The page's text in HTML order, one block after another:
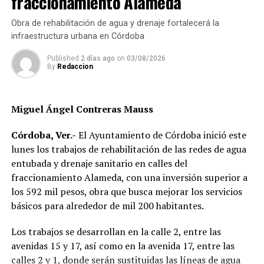
funcionarios municipales, representantes del comité de
obra y habitantes de la comunidad, quienes recorrieron
el tramo rehabilitado.
Con esta obra, el Ayuntamiento dio inicio formal al
programa de infraestructura de la presente
y fortalecer los servicios en distintos sectores del
Contreras informó a los beneficiarios que solicitará
evidencia fotográfica de la siembra de los árboles, con la
finalidad de verificar que los ejemplares sean plantados
y reciban los cuidados necesarios para su desarrollo.
Mangos buscan incentivar la participación ciudadana en
cultura de la reforestación en la comunidad.
Obra de rehabilitación de agua y drenaje fortalecerá la
infraestructura urbana en Córdoba
Published 2 días ago on 03/08/2026
By Redaccion
Miguel Ángel Contreras Mauss
Córdoba, Ver.- El Ayuntamiento de Córdoba inició este
lunes los trabajos de rehabilitación de las redes de agua
entubada y drenaje sanitario en calles del
fraccionamiento Alameda, con una inversión superior a
los 592 mil pesos, obra que busca mejorar los servicios
básicos para alrededor de mil 200 habitantes.
Los trabajos se desarrollan en la calle 2, entre las
avenidas 15 y 17, así como en la avenida 17, entre las
calles 2 y 1, donde serán sustituidas las líneas de agua